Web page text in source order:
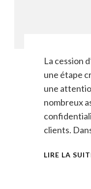
La cession
une étape
une
nombreux
clients.
LIRE LA